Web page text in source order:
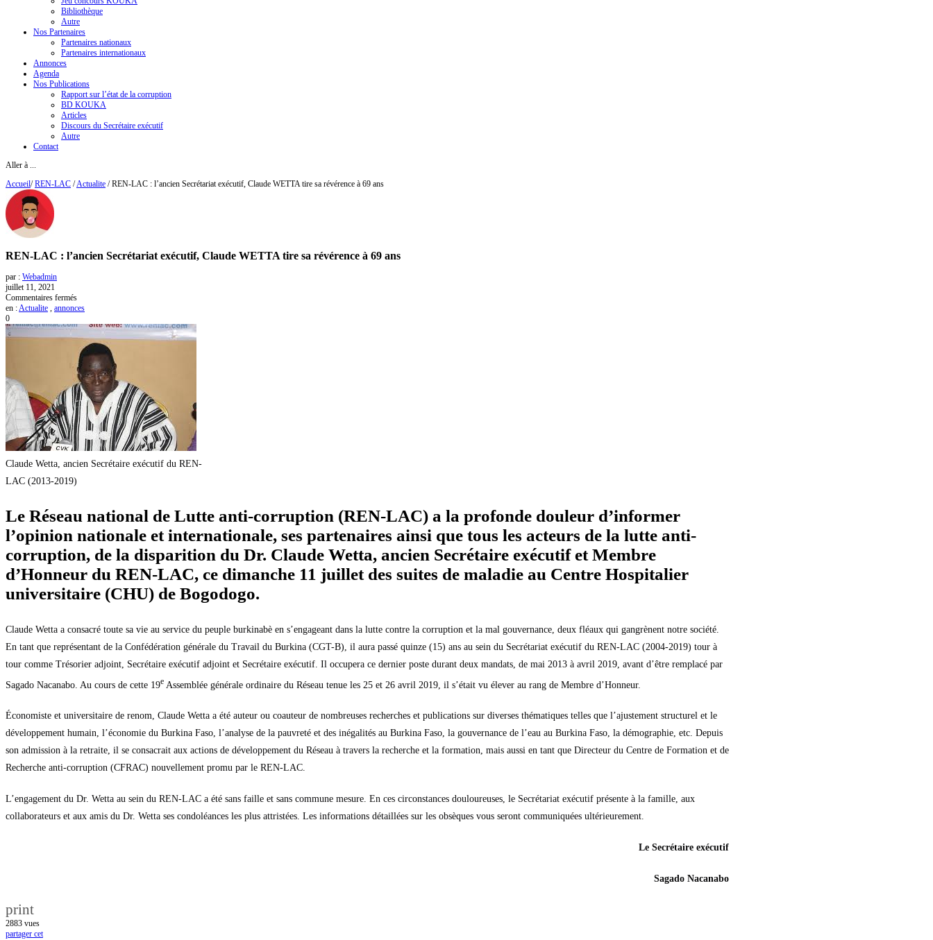
Bibliothèque
Autre
Nos Partenaires
Partenaires nationaux
Partenaires internationaux
Annonces
Agenda
Nos Publications
Rapport sur l’état de la corruption
BD KOUKA
Articles
Discours du Secrétaire exécutif
Autre
Contact
Aller à ...
Accueil/ REN-LAC /Actualite / REN-LAC : l’ancien Secrétariat exécutif, Claude WETTA tire sa révérence à 69 ans
REN-LAC : l’ancien Secrétariat exécutif, Claude WETTA tire sa révérence à 69 ans
par : Webadmin
juillet 11, 2021
Commentaires fermés
REN-
:
l’ancien
Secrétariat
exécutif,
Claude
WETTA
tire
sa
révérence
à
69
ans
en : Actualite
annonces
0
Claude Wetta, ancien Secrétaire exécutif du REN-
LAC (2013-2019)
Le Réseau national de Lutte anti-corruption (REN-LAC) a la profonde douleur d’informer
l’opinion nationale et internationale, ses partenaires ainsi que tous les acteurs de la lutte anti-
corruption, de la disparition du Dr. Claude Wetta, ancien Secrétaire exécutif et Membre
d’Honneur du REN-LAC, ce dimanche 11 juillet des suites de maladie au Centre Hospitalier
universitaire (CHU) de Bogodogo.
Claude Wetta a consacré toute sa vie au service du peuple burkinabè en s’engageant dans la lutte contre la corruption et la mal gouvernance, deux fléaux qui gangrènent notre société.
En tant que représentant de la Confédération générale du Travail du Burkina (CGT-B), il aura passé quinze (15) ans au sein du Secrétariat exécutif du REN-LAC (2004-2019) tour à
tour comme Trésorier adjoint, Secrétaire exécutif adjoint et Secrétaire exécutif. Il occupera ce dernier poste durant deux mandats, de mai 2013 à avril 2019, avant d’être remplacé par
Sagado Nacanabo. Au cours de cette 19e Assemblée générale ordinaire du Réseau tenue les 25 et 26 avril 2019, il s’était vu élever au rang de Membre d’Honneur.
Économiste et universitaire de renom, Claude Wetta a été auteur ou coauteur de nombreuses recherches et publications sur diverses thématiques telles que l’ajustement structurel et le
développement humain, l’économie du Burkina Faso, l’analyse de la pauvreté et des inégalités au Burkina Faso, la gouvernance de l’eau au Burkina Faso, la démographie, etc. Depuis
son admission à la retraite, il se consacrait aux actions de développement du Réseau à travers la recherche et la formation, mais aussi en tant que Directeur du Centre de Formation et de
Recherche anti-corruption (CFRAC) nouvellement promu par le REN-LAC.
L’engagement du Dr. Wetta au sein du REN-LAC a été sans faille et sans commune mesure. En ces circonstances douloureuses, le Secrétariat exécutif présente à la famille, aux
collaborateurs et aux amis du Dr. Wetta ses condoléances les plus attristées. Les informations détaillées sur les obsèques vous seront communiquées ultérieurement.
Le Secrétaire exécutif
Sagado Nacanabo
print
2883 vues
partager cet